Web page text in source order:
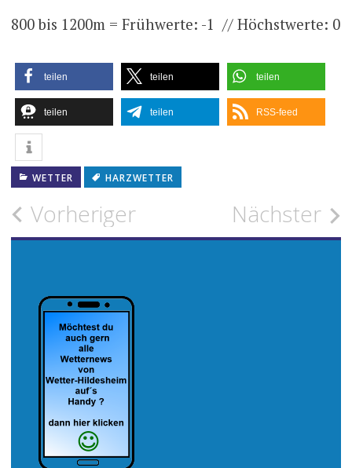
800 bis 1200m = Frühwerte: -1 // Höchstwerte: 0
teilen teilen teilen
teilen teilen RSS-feed
WETTER HARZWETTER
Beitragsnavigation
Vorheriger Nächster